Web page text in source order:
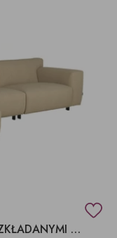
VESTA FOLD SOFA NAROŻNA Z ROZKŁADANYMI ZAGŁÓWKAMI